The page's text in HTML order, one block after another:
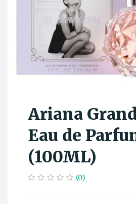
Ariana
Eau de
(100ML)
(0)